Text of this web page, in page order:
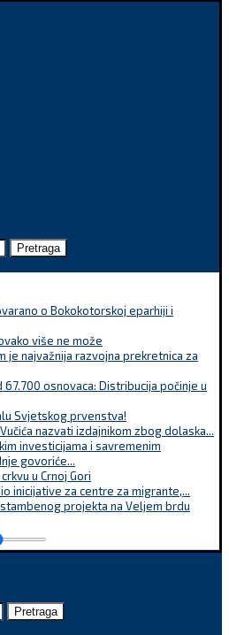
Pretraga
o Bokokotorskoj eparhiji i
više ne može
je najvažnija razvojna prekretnica za
osnovaca: Distribucija počinje u
Svjetskog prvenstva!
nazvati izdajnikom zbog dolaska...
investicijama i savremenim
govoriće...
u Crnoj Gori
inicijative za centre za migrante,...
projekta na Veljem brdu
Pretraga